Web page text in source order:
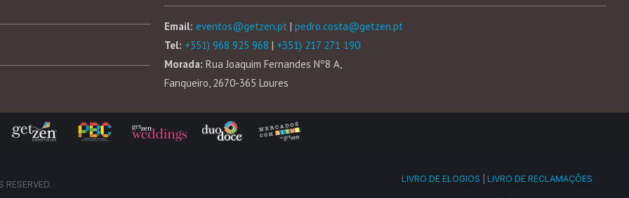
Email: eventos@getzen.pt | pedro.costa@getzen.pt
Tel: +351) 968 925 968 | +351) 217 271 190
Morada: Rua Joaquim Fernandes Nº8 A,
Fanqueiro, 2670-365 Loures
LIVRO DE ELOGIOS LIVRO DE RECLAMAÇÕES